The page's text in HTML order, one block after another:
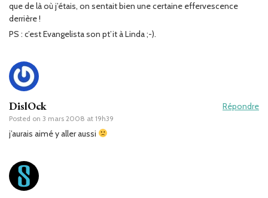
que de là où j’étais, on sentait bien une certaine effervescence
derrière !
PS : c’est Evangelista son pt’it à Linda ;-).
DislOck
Posted on 3 mars 2008 at 19h39
Répondre
j’aurais aimé y aller aussi